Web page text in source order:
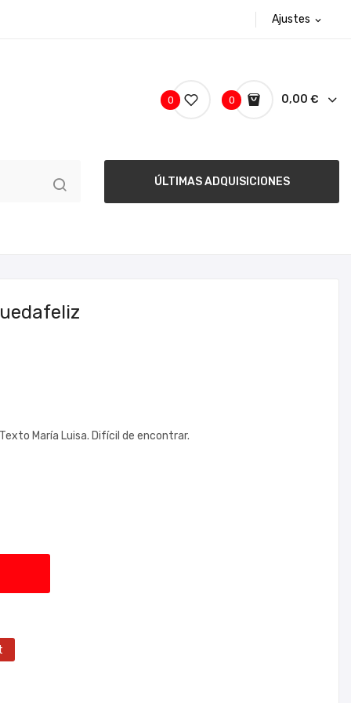
Ajustes expand_more
0 0,00 €
0
ÚLTIMAS ADQUISICIONES
María Luisa. Difícil de encontrar.